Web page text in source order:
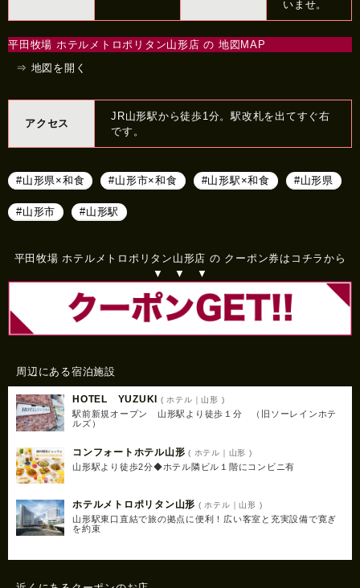
いませ。
平田牧場 ホテルメトロポリタン山形店 の 地図MAP
⇒ 地図を開く
アクセス
JR山形駅から徒歩1分。駅改札を出てすぐ右
です。
#山形県×和食 #山形市×和食 #山形駅×和食 #山形県
#山形市 #山形駅
平田牧場 ホテルメトロポリタン山形店 の クーポン券はコチラから
▼ ▼ ▼
周辺にある宿泊施設
HOTEL YUZUKI ( ホテル｜山形 )
駅前新規オープン 山形駅より徒歩１分 （旧ソーレインホテ
ルズ）
コンフォートホテル山形 ( ホテル｜山形 )
山形駅より徒歩2分◆ホテル隣ビル１階にコンビニ有
ホテルメトロポリタン山形 ( ホテル｜山形 )
山形駅東口直結で旅の拠点に便利！広い客室と充実設備で寛ぎ
を約束